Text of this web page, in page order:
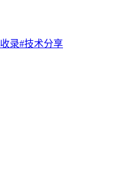
收录#技术分享